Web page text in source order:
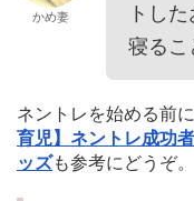
かめ妻
トし
寝るこ
ネントレを始める前
育児】ネントレ成功
ッズも参考にどうぞ。